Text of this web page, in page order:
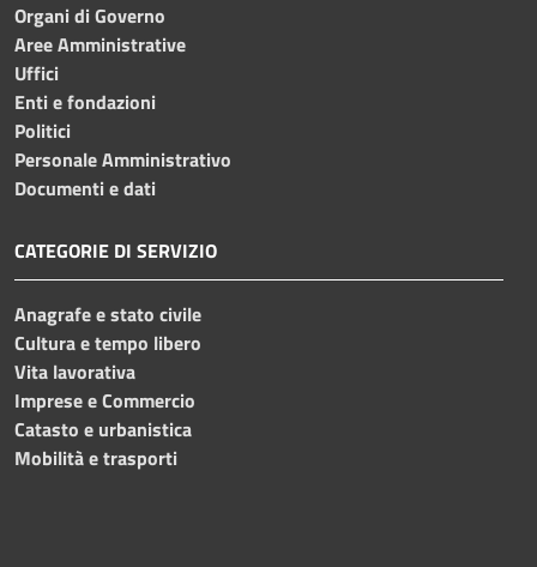
Organi di Governo
Aree Amministrative
Uffici
Enti e fondazioni
Politici
Personale Amministrativo
Documenti e dati
CATEGORIE DI SERVIZIO
Anagrafe e stato civile
Cultura e tempo libero
Vita lavorativa
Imprese e Commercio
Catasto e urbanistica
Mobilità e trasporti